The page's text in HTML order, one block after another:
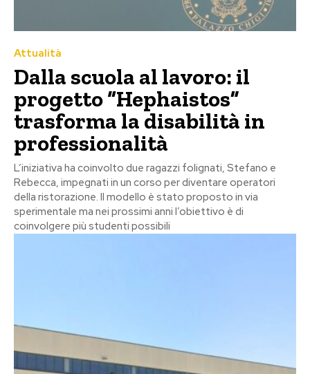
Attualità
Dalla scuola al lavoro: il
progetto “Hephaistos”
trasforma la disabilità in
professionalità
L’iniziativa ha coinvolto due ragazzi folignati, Stefano e
Rebecca, impegnati in un corso per diventare operatori
della ristorazione. Il modello è stato proposto in via
sperimentale ma nei prossimi anni l’obiettivo è di
coinvolgere più studenti possibili